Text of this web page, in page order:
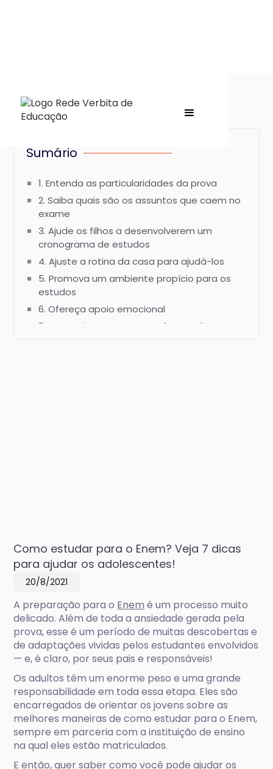
Sumário
1. Entenda as particularidades da prova
2. Saiba quais são os assuntos que caem no
exame
3. Ajude os filhos a desenvolverem um
cronograma de estudos
4. Ajuste a rotina da casa para ajudá-los
5. Promova um ambiente propício para os
estudos
6. Ofereça apoio emocional
7. Transmita segurança e ofereça distrações
Como estudar para o Enem? Veja 7 dicas
para ajudar os adolescentes!
20/8/2021
A preparação para o Enem é um processo muito
delicado. Além de toda a ansiedade gerada pela
prova, esse é um período de muitas descobertas e
de adaptações vividas pelos estudantes envolvidos
— e, é claro, por seus pais e responsáveis!
Os adultos têm um enorme peso e uma grande
responsabilidade em toda essa etapa. Eles são
encarregados de orientar os jovens sobre as
melhores maneiras de como estudar para o Enem,
sempre em parceria com a instituição de ensino
na qual eles estão matriculados.
E então, quer saber como você pode ajudar os